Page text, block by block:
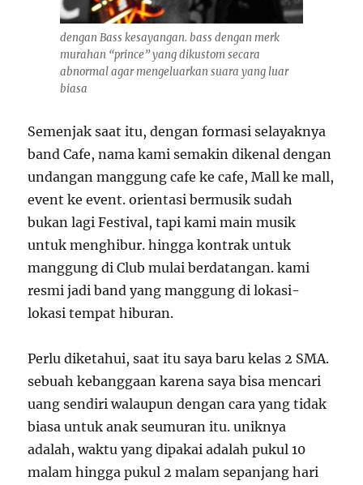
dengan Bass kesayangan. bass dengan merk
murahan “prince” yang dikustom secara
abnormal agar mengeluarkan suara yang luar
biasa
Semenjak saat itu, dengan formasi selayaknya
band Cafe, nama kami semakin dikenal dengan
undangan manggung cafe ke cafe, Mall ke mall,
event ke event. orientasi bermusik sudah
bukan lagi Festival, tapi kami main musik
untuk menghibur. hingga kontrak untuk
manggung di Club mulai berdatangan. kami
resmi jadi band yang manggung di lokasi-
lokasi tempat hiburan.
Perlu diketahui, saat itu saya baru kelas 2 SMA.
sebuah kebanggaan karena saya bisa mencari
uang sendiri walaupun dengan cara yang tidak
biasa untuk anak seumuran itu. uniknya
adalah, waktu yang dipakai adalah pukul 10
malam hingga pukul 2 malam sepanjang hari